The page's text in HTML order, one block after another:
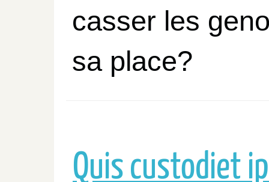
casser les
sa place?
Quis custodiet